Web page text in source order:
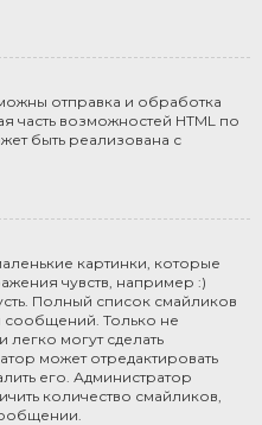
отправка и обработка
часть возможностей HTML по
быть реализована с
картинки, которые
чувств, например :)
Полный список смайликов
сообщений. Только не
легко могут сделать
может отредактировать
его. Администратор
количество смайликов,